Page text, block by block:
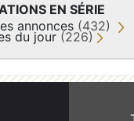
EN SÉRIE
annonces (432)
du jour (226)